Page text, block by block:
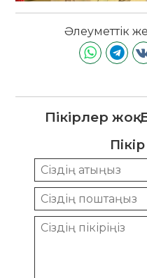
Әлеуметтік
Пікірлер